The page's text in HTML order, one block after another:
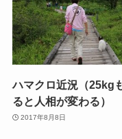
ハマクロ近況（25kg
ると人相が変わる）
2017年8月8日